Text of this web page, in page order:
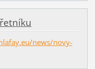
news/novy-